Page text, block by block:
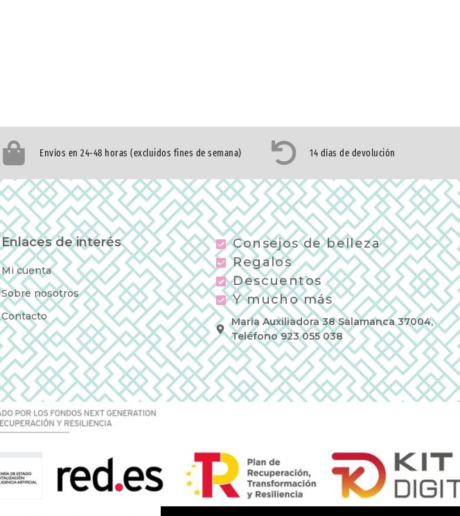
Envíos en 24-48 horas (excluidos fines de semana) 14 días de devolución
Enlaces de interés
Mi cuenta
Sobre nosotros
Contacto
Consejos de belleza
Regalos
Descuentos
Y mucho más
Maria Auxiliadora 38 Salamanca 37004,
Teléfono 923 055 038